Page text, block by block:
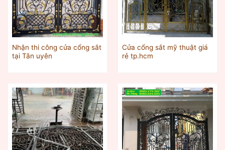
Nhận thi công cửa cổng sắt
tại Tân uyên
Cửa cổng sắt mỹ thuật giá
rẻ tp.hcm